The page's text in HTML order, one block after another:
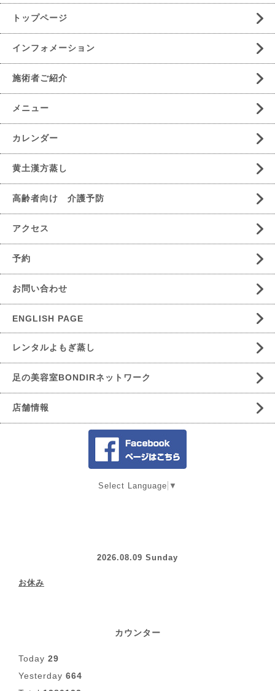
トップページ
インフォメーション
施術者ご紹介
メニュー
カレンダー
黄土漢方蒸し
高齢者向け 介護予防
アクセス
予約
お問い合わせ
ENGLISH PAGE
レンタルよもぎ蒸し
足の美容室BONDIRネットワーク
店舗情報
Select Language ▼
2026.08.09 Sunday
お休み
カウンター
Today 29
Yesterday 664